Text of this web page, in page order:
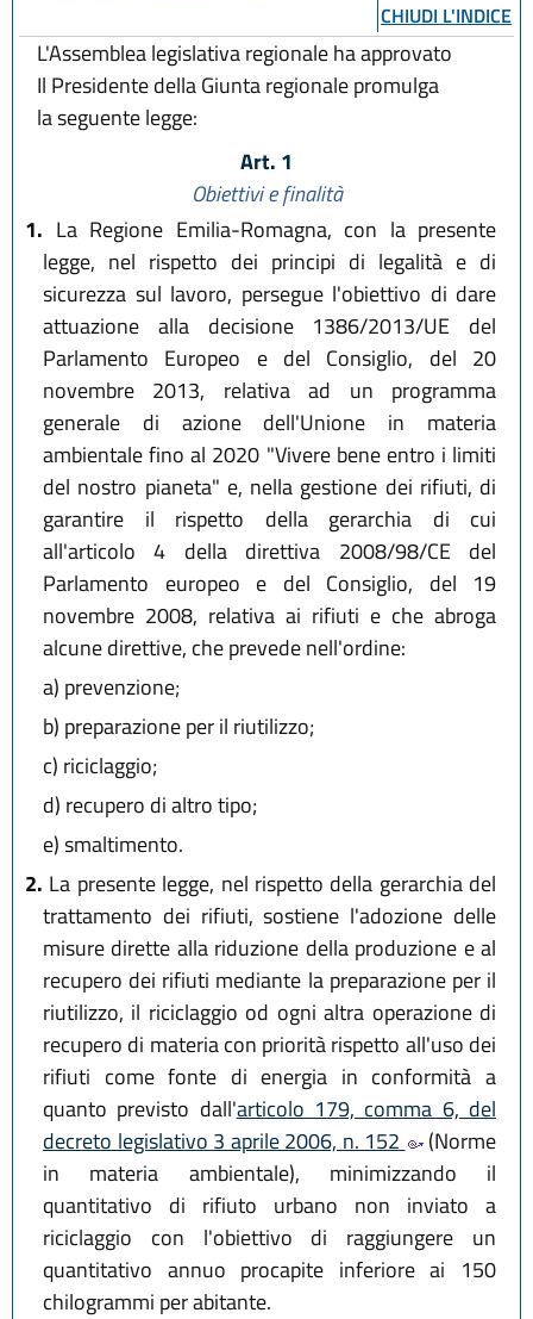
CHIUDI L'INDICE
L'Assemblea legislativa regionale ha approvato
Il Presidente della Giunta regionale promulga
la seguente legge:
Art. 1
Obiettivi e finalità
1. La Regione Emilia-Romagna, con la presente
legge, nel rispetto dei principi di legalità e di
sicurezza sul lavoro, persegue l'obiettivo di dare
attuazione alla decisione 1386/2013/UE del
Parlamento Europeo e del Consiglio, del 20
novembre 2013, relativa ad un programma
generale di azione dell'Unione in materia
ambientale fino al 2020 "Vivere bene entro i limiti
del nostro pianeta" e, nella gestione dei rifiuti, di
garantire il rispetto della gerarchia di cui
all'articolo 4 della direttiva 2008/98/CE del
Parlamento europeo e del Consiglio, del 19
novembre 2008, relativa ai rifiuti e che abroga
alcune direttive, che prevede nell'ordine:
a) prevenzione;
b) preparazione per il riutilizzo;
c) riciclaggio;
d) recupero di altro tipo;
e)smaltimento.
2. La presente legge, nel rispetto della gerarchia del
trattamento dei rifiuti, sostiene l'adozione delle
misure dirette alla riduzione della produzione e al
recupero dei rifiuti mediante la preparazione per il
riutilizzo, il riciclaggio od ogni altra operazione di
recupero di materia con priorità rispetto all'uso dei
rifiuti come fonte di energia in conformità a
quanto previsto dall'articolo 179, comma 6, del
decreto legislativo 3 aprile 2006, n. 152
(Norme
in materia ambientale), minimizzando il
quantitativo di rifiuto urbano non inviato a
riciclaggio con l'obiettivo di raggiungere un
quantitativo annuo procapite inferiore ai 150
chilogrammi per abitante.